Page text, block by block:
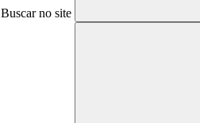
Buscar no site